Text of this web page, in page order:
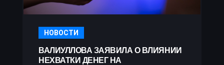
НОВОСТИ
ВАЛИУЛЛОВА ЗАЯВИЛА О ВЛИЯНИИ
НЕХВАТКИ ДЕНЕГ НА